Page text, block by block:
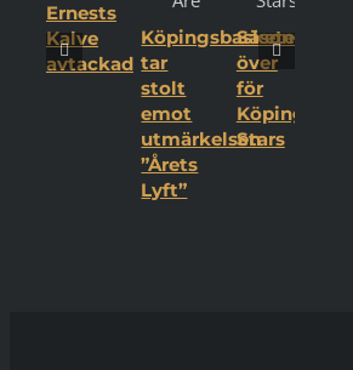
Ernests
Kalve
avtackad
Köpingsbasketen
tar
stolt
emot
utmärkelsen
”Årets
Lyft”
Säsongen
över
för
Köping
Stars